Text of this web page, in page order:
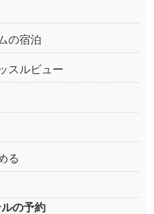
の宿泊
スルビュー
る
の予約